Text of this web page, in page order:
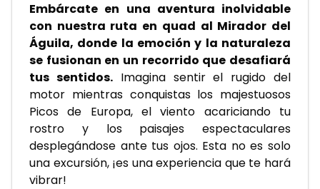
Embárcate en una aventura inolvidable
con nuestra ruta en quad al Mirador del
Águila, donde la emoción y la naturaleza
se fusionan en un recorrido que desafiará
tus sentidos. Imagina sentir el rugido del
motor mientras conquistas los majestuosos
Picos de Europa, el viento acariciando tu
rostro y los paisajes espectaculares
desplegándose ante tus ojos. Esta no es solo
una excursión, ¡es una experiencia que te hará
vibrar!